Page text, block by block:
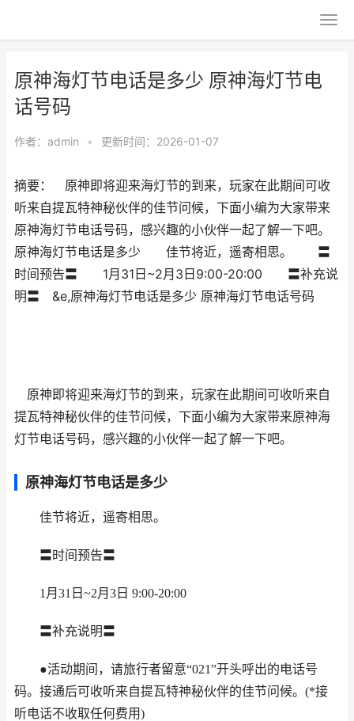
原神海灯节电话是多少 原神海灯节电
话号码
作者： admin • 更新时间：2026-01-07
摘要： 原神即将迎来海灯节的到来，玩家在此期间可收
听来自提瓦特神秘伙伴的佳节问候，下面小编为大家带来
原神海灯节电话号码，感兴趣的小伙伴一起了解一下吧。
原神海灯节电话是多少 佳节将近，遥寄相思。 〓
时间预告〓 1月31日~2月3日9:00-20:00 〓补充说
明〓 &e,原神海灯节电话是多少 原神海灯节电话号码
原神即将迎来海灯节的到来，玩家在此期间可收听来自
提瓦特神秘伙伴的佳节问候，下面小编为大家带来原神海
灯节电话号码，感兴趣的小伙伴一起了解一下吧。
原神海灯节电话是多少
佳节将近，遥寄相思。
〓时间预告〓
1月31日~2月3日 9:00-20:00
〓补充说明〓
●活动期间，请旅行者留意“021”开头呼出的电话号
码。接通后可收听来自提瓦特神秘伙伴的佳节问候。(*接
听电话不收取任何费用)